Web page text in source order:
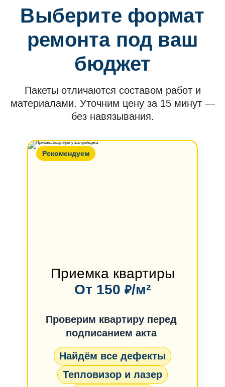
Выберите формат
ремонта под ваш
бюджет
Пакеты отличаются составом работ и
материалами. Уточним цену за 15 минут —
без навязывания.
Рекомендуем
Приемка квартиры
От 150 ₽/м²
Проверим квартиру перед
подписанием акта
Найдём все дефекты
Тепловизор и лазер